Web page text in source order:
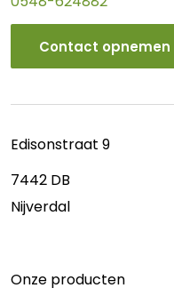
Contact opnemen
Edisonstraat 9
7442 DB
Nijverdal
Onze producten